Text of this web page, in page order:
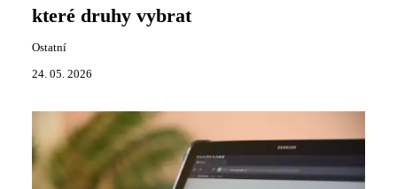
které druhy vybrat
Ostatní
24. 05. 2026